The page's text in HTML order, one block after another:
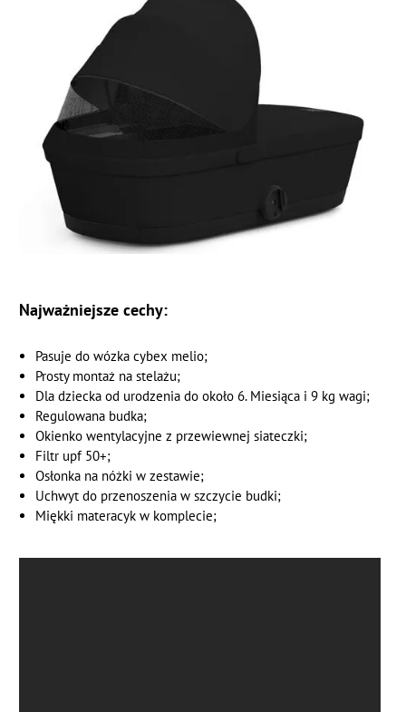
Najważniejsze cechy:
Pasuje do wózka cybex melio;
Prosty montaż na stelażu;
Dla dziecka od urodzenia do około 6. Miesiąca i 9 kg wagi;
Regulowana budka;
Okienko wentylacyjne z przewiewnej siateczki;
Filtr upf 50+;
Osłonka na nóżki w zestawie;
Uchwyt do przenoszenia w szczycie budki;
Miękki materacyk w komplecie;